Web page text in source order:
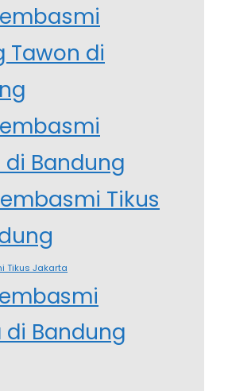
Tawon di
di Bandung
Tikus
Tikus Jakarta
di Bandung